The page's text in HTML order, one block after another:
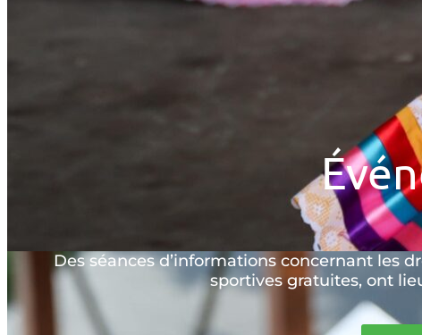
Des séances d’informations concernant les
sportives gratuites, ont